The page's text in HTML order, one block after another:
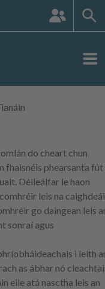
do cheart chun
fhaisnéis phearsanta fút
Déileálfar le haon
leis na
go daingean leis
sonraí agus
i leith
as ábhar nó
eile atá nasctha leis an